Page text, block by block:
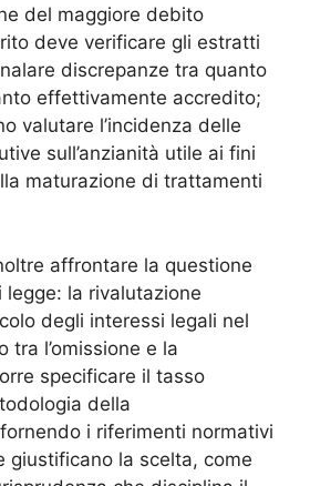
del maggiore debito
deve verificare gli estratti
discrepanze tra quanto
effettivamente accredito;
valutare l’incidenza delle
sull’anzianità utile ai fini
maturazione di trattamenti
affrontare la questione
la rivalutazione
degli interessi legali nel
tra l’omissione e la
specificare il tasso
della
i riferimenti normativi
giustificano la scelta, come